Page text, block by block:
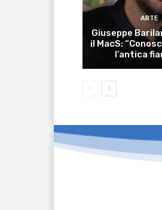
ARTE
Giuseppe
il MacS:
l’antica